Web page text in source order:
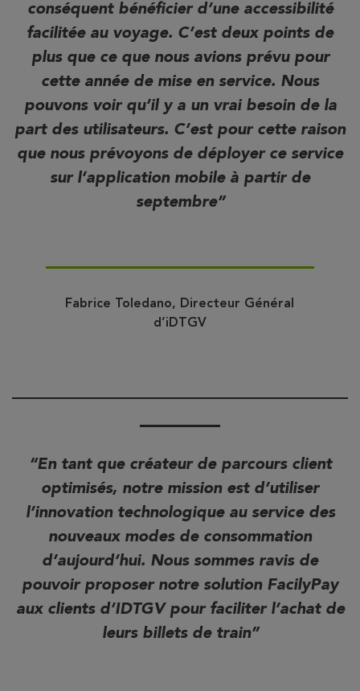
conséquent bénéficier d’une accessibilité
facilitée au voyage. C’est deux points de
plus que ce que nous avions prévu pour
cette année de mise en service. Nous
pouvons voir qu’il y a un vrai besoin de la
part des utilisateurs. C’est pour cette raison
que nous prévoyons de déployer ce service
sur l’application mobile à partir de
septembre
Fabrice Toledano, Directeur Général
d’iDTGV
En tant que créateur de parcours client
optimisés, notre mission est d’utiliser
l’innovation technologique au service des
nouveaux modes de consommation
d’aujourd’hui. Nous sommes ravis de
pouvoir proposer notre solution FacilyPay
aux clients d’IDTGV pour faciliter l’achat de
leurs billets de train